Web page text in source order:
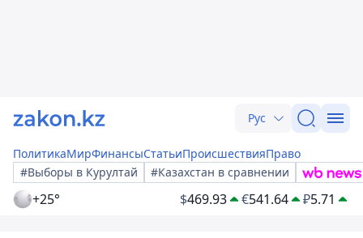
Рус
ПолитикаМирФинансыСтатьиПроисшествияПраво
#Выборы в Курултай
#Казахстан в сравнении
+25° $469.93 €541.64 ₽5.71